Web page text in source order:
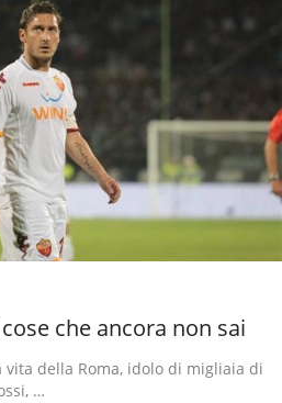
che ancora non sai
vita della Roma, idolo di migliaia di
…